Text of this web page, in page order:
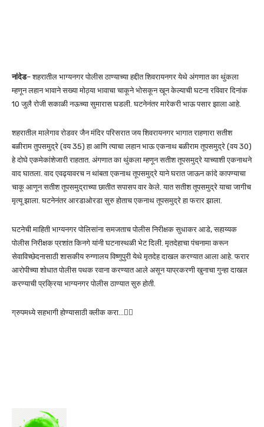
नांदेड– शहरातील भाग्यनगर पोलीस ठाण्याच्या हद्दीत शिवरायनगर येथे अंगणात का थुंकला
म्हणून लहान भावाने सख्या मोठ्या भावाचा चाकूने भोसकून खून केल्याची घटना रविवार दिनांक
10 जुलै रोजी सकाळी नऊच्या सुमारास घडली. घटनेनंतर मारेकरी भाऊ पसार झाला आहे.
शहरातील मालेगाव रोडवर जैन मंदिर परिसरात जय शिवरायनगर भागात राहणारा सतीश
बळीराम तुपसमुद्रे (वय 35) हा आणि त्याचा लहान भाऊ एकनाथ बळीराम तूपसमुद्रे (वय 30)
हे दोघे एकमेकांशेजारी राहतात. अंगणात का थुंकला म्हणून सतीश तूपसमुद्रे याच्याशी एकनाथने
वाद घातला. वाद एवढ्यावरच न थांबता एकनाथ तूपसमुद्रे याने घरात जाऊन कांदे कापण्याचा
चाकू आणून सतीश तूपसमुद्राच्या छातीत सपासप वार केले. यात सतीश तूपसमुद्रे याचा जागीच
मृत्यू झाला. घटनेनंतर आरडाओरडा सुरु होताच एकनाथ तूपसमुद्रे हा फरार झाला.
घटनेची माहिती भाग्यनगर पोलिसांना समजताच पोलीस निरीक्षक सुधाकर आडे, सहाय्यक
पोलीस निरीक्षक प्रशांत किनगे यांनी घटनास्थळी भेट दिली. मृतदेहाचा पंचनामा करून
सेवाविच्छेदनासाठी शासकीय रुग्णालय विष्णुपुरी येथे मृतदेह दाखल करण्यात आला आहे. फरार
आरोपीच्या शोधात पोलीस पथक रवाना करण्यात आले असून याप्रकरणी खुनाचा गुन्हा दाखल
करण्याची प्रक्रिया भाग्यनगर पोलीस ठाण्यात सुरु होती.
ग्रुपमध्ये सहभागी होण्यासाठी क्लीक करा…👆🏻